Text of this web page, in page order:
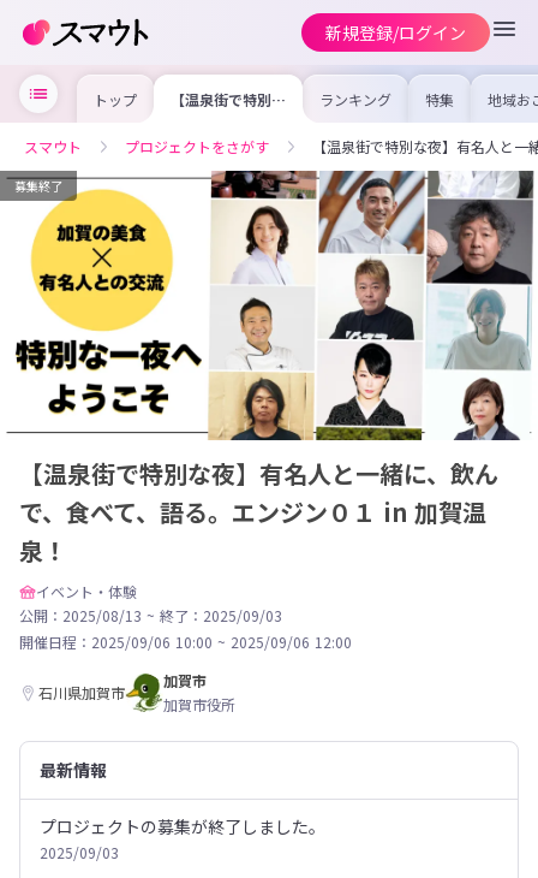
新規登録/ログイン
トップ 【温泉街で特別な
夜】有名人と一緒
て、語る。エンジ
ン０１ in 加賀温
ランキング 特集 地域お
の求
を集め
事内容
を比較
合った
けよう
スマウト プロジェクトをさがす 【温泉街で特別な夜】有名人と
募集終了
【温泉街で特別な夜】有名人と一緒に、飲ん
で、食べて、語る。エンジン０１ in 加賀温
泉！
イベント・体験
公開：2025/08/13 ~ 終了：2025/09/03
開催日程： 2025/09/06 10:00 ~ 2025/09/06 12:00
石川県加賀市
加賀市
加賀市役所
最新情報
プロジェクトの募集が終了しました。
2025/09/03